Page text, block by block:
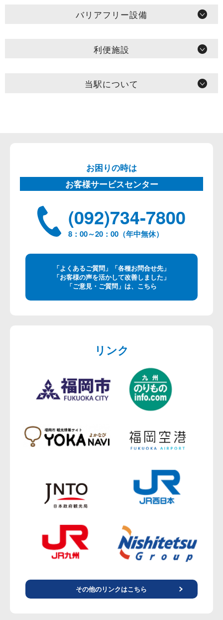
バリアフリー設備
利便施設
当駅について
お困りの時は
お客様サービスセンター
(092)734-7800
8：00～20：00（年中無休）
「よくあるご質問」「各種お問合せ先」
「お客様の声を活かして改善しました」
「ご意見・ご質問」は、こちら
リンク
その他のリンクはこちら